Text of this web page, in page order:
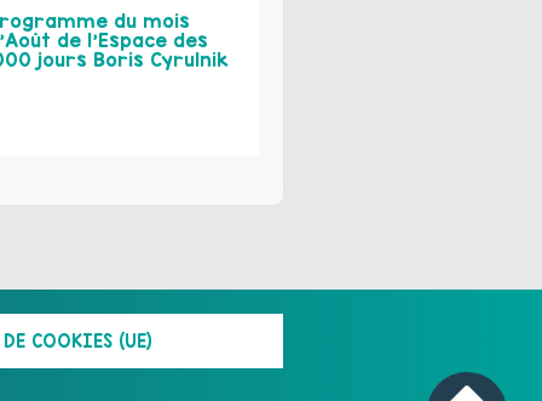
du mois
de l’Espace des
jours Boris Cyrulnik
COOKIES (UE)